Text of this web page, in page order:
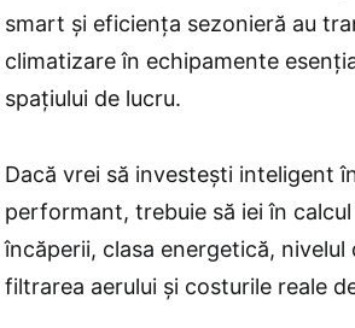
smart și eficiența sezonieră au
climatizare în echipamente
spațiului de lucru.
Dacă vrei să investești inteligent
performant, trebuie să iei în
încăperii, clasa energetică,
filtrarea aerului și costurile reale